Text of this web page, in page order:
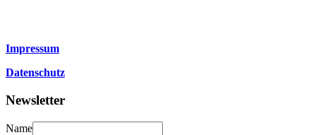
Impressum
Datenschutz
Newsletter
Name